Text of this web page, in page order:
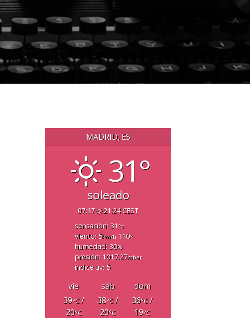
MADRID, ES
31°
soleado
07:17
21:24 CEST
sensación: 31 °c
viento: 5km/h110°
humedad: 30%
presión: 1017.27mbar
índice uv: 5
vie sáb
dom
39°C/
20°C
38°C/
20°C
36°C/
19°C